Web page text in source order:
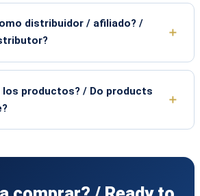
distribuidor / afiliado? /
los productos? / Do products